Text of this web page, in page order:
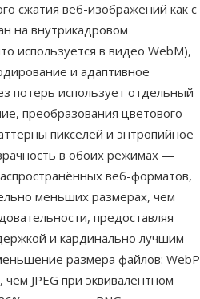
сжатия веб-изображений как с
на внутрикадровом
используется в видео WebM),
и адаптивное
потерь использует отдельный
преобразования цветового
пикселей и энтропийное
в обоих режимах —
веб-форматов,
меньших размерах, чем
предоставляя
и кардинально лучшим
размера файлов: WebP
JPEG при эквивалентном